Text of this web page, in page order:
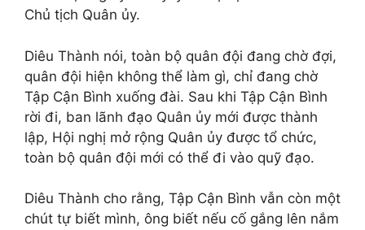
Chủ tịch Quân ủy.
Diêu Thành nói, toàn bộ quân đội đang chờ đợi,
quân đội hiện không thể làm gì, chỉ đang chờ
Tập Cận Bình xuống đài. Sau khi Tập Cận Bình
rời đi, ban lãnh đạo Quân ủy mới được thành
lập, Hội nghị mở rộng Quân ủy được tổ chức,
toàn bộ quân đội mới có thể đi vào quỹ đạo.
Diêu Thành cho rằng, Tập Cận Bình vẫn còn một
chút tự biết mình, ông biết nếu cố gắng lên nắm